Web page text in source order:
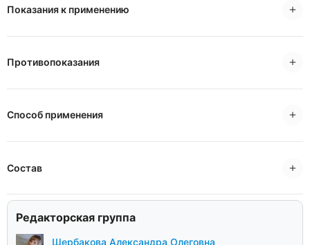
Показания к применению
Противопоказания
Способ применения
Состав
Редакторская группа
Щербакова Александра Олеговна